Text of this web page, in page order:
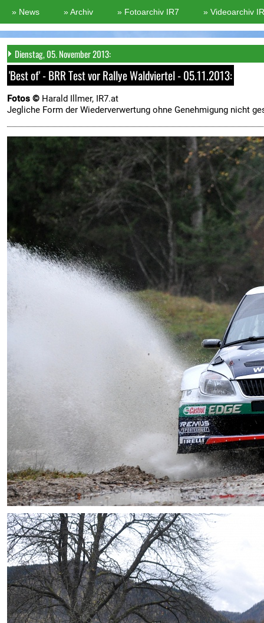
Dienstag, 05. November 2013:
'Best of' - BRR Test vor Rallye Waldviertel - 05.11.2013:
Fotos © Harald Illmer, IR7.at
Jegliche Form der Wiederverwertung ohne Genehmigung nicht